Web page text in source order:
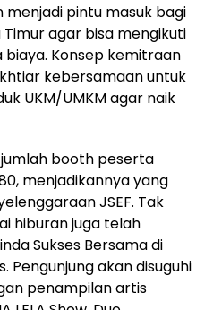
menjadi pintu masuk bagi
Timur agar bisa mengikuti
Konsep kemitraan
kebersamaan untuk
UKM/UMKM agar naik
jumlah booth peserta
menjadikannya yang
JSEF. Tak
hiburan juga telah
Sukses Bersama di
Pengunjung akan disuguhi
penampilan artis